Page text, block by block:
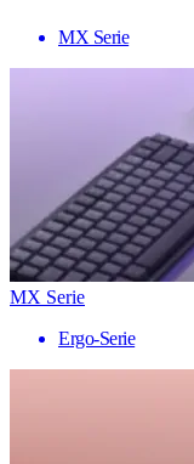
MX Serie
MX Serie
Ergo-Serie